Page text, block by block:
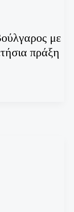
με
πράξη